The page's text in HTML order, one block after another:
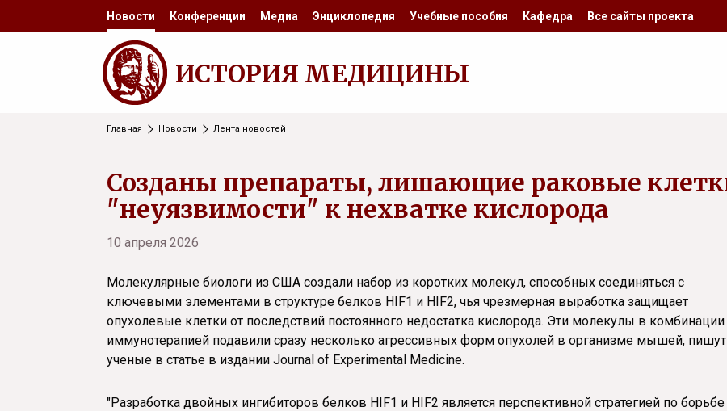
Новости Конференции Медиа Энциклопедия Учебные пособия Кафедра Все сайты проекта
ИСТОРИЯ МЕДИЦИНЫ
Главная Новости Лента новостей
Созданы препараты, лишающие раковые
"неуязвимости" к нехватке кислорода
10 апреля 2026
Молекулярные биологи из США создали набор из коротких молекул, способных соединяться с
ключевыми элементами в структуре белков HIF1 и HIF2, чья чрезмерная выработка защищает
опухолевые клетки от последствий постоянного недостатка кислорода. Эти молекулы в комбинации
иммунотерапией подавили сразу несколько агрессивных форм опухолей в организме мышей, пишут
ученые в статье в издании Journal of Experimental Medicine.
"Разработка двойных ингибиторов белков HIF1 и HIF2 является перспективной стратегией по борьбе